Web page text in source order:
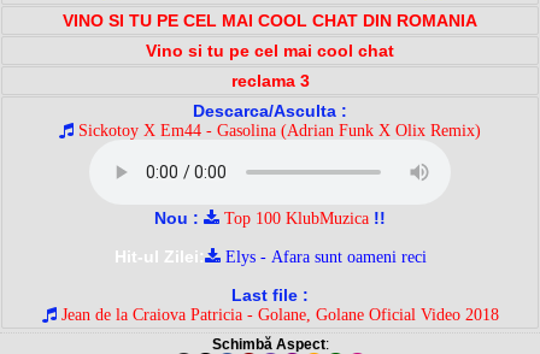
VINO SI TU PE CEL MAI COOL CHAT DIN ROMANIA
Vino si tu pe cel mai cool chat
reclama 3
Descarca/Asculta :
Sickotoy X Em44 - Gasolina (Adrian Funk X Olix Remix)
Nou : Top 100 KlubMuzica !!
Hit-ul Zilei:
Elys - Afara sunt oameni reci
Last file :
Jean de la Craiova Patricia - Golane, Golane Oficial Video 2018
Schimbă Aspect: